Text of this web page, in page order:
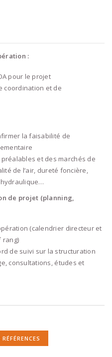
:
pour le projet
coordination et de
la faisabilité de
et des marchés de
de l’air, dureté foncière,
hydraulique…
de projet (planning,
(calendrier directeur et
rang)
de suivi sur la structuration
consultations, études et